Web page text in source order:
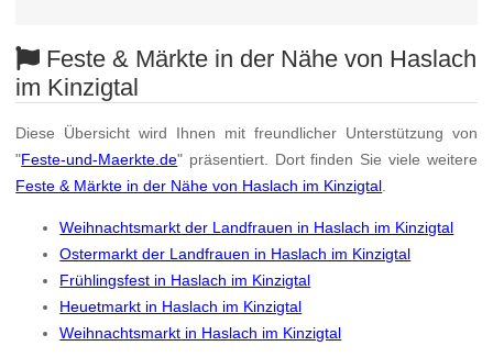
Feste & Märkte in der Nähe von Haslach
im Kinzigtal
Diese Übersicht wird Ihnen mit freundlicher Unterstützung von
"Feste-und-Maerkte.de" präsentiert. Dort finden Sie viele weitere
Feste & Märkte in der Nähe von Haslach im Kinzigtal
Weihnachtsmarkt der Landfrauen in Haslach im Kinzigtal
Ostermarkt der Landfrauen in Haslach im Kinzigtal
Frühlingsfest in Haslach im Kinzigtal
Heuetmarkt in Haslach im Kinzigtal
Weihnachtsmarkt in Haslach im Kinzigtal